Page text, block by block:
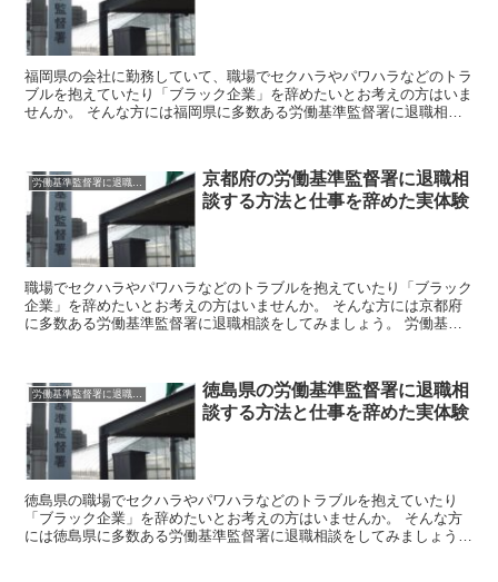
福岡県の会社に勤務していて、職場でセクハラやパワハラなどのトラ
ブルを抱えていたり「ブラック企業」を辞めたいとお考えの方はいま
せんか。 そんな方には福岡県に多数ある労働基準監督署に退職相談
京都府の労働基準監督署に退職相
談する方法と仕事を辞めた実体験
職場でセクハラやパワハラなどのトラブルを抱えていたり「ブラック
企業」を辞めたいとお考えの方はいませんか。 そんな方には京都府
に多数ある労働基準監督署に退職相談をしてみましょう。 労働基準
労働基準監督署に退職相談
徳島県の労働基準監督署に退職相
談する方法と仕事を辞めた実体験
徳島県の職場でセクハラやパワハラなどのトラブルを抱えていたり
「ブラック企業」を辞めたいとお考えの方はいませんか。 そんな方
には徳島県に多数ある労働基準監督署に退職相談をしてみましょう。